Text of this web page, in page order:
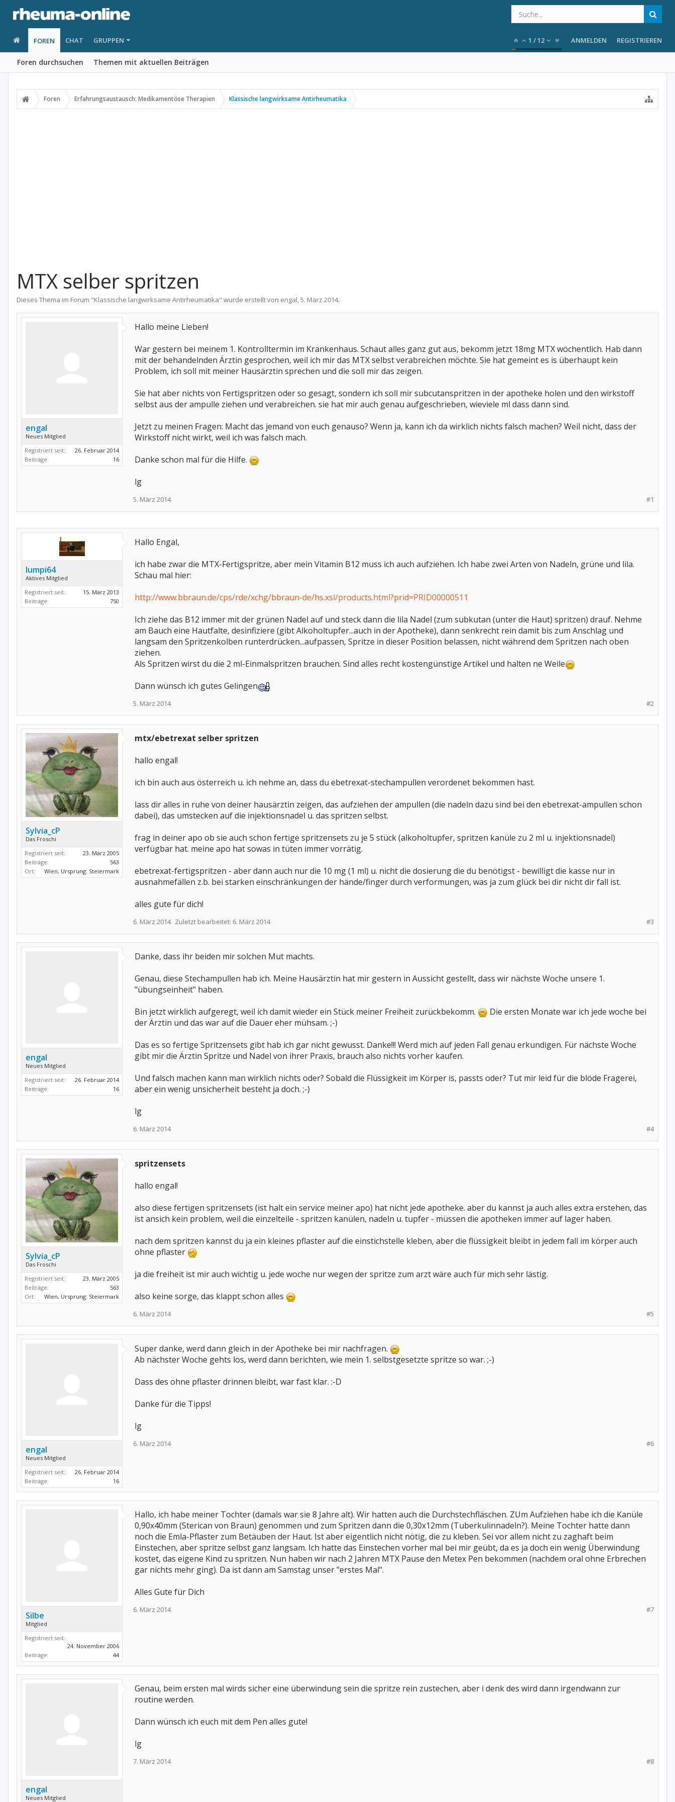
FOREN
Foren durchsuchen Themen mit aktuellen Beiträgen
CHAT GRUPPEN 1 /12 ANMELDEN REGISTRIEREN
Foren Erfahrungsaustausch: Medikamentöse Therapien Klassische langwirksame Antirheumatika
MTX selber spritzen
Dieses Thema im Forum "Klassische langwirksame Antirheumatika" wurde erstellt von engal,5. März 2014.
engal
Neues Mitglied
Registriert seit:
26. Februar 2014
Beiträge:
16
Hallo meine Lieben!
War gestern bei meinem 1. Kontrolltermin im Krankenhaus. Schaut alles ganz gut aus, bekomm jetzt 18mg MTX wöchentlich. Hab dann
mit der behandelnden Ärztin gesprochen, weil ich mir das MTX selbst verabreichen möchte. Sie hat gemeint es is überhaupt kein
Problem, ich soll mit meiner Hausärztin sprechen und die soll mir das zeigen.
Sie hat aber nichts von Fertigspritzen oder so gesagt, sondern ich soll mir subcutanspritzen in der apotheke holen und den wirkstoff
selbst aus der ampulle ziehen und verabreichen. sie hat mir auch genau aufgeschrieben, wieviele ml dass dann sind.
Jetzt zu meinen Fragen: Macht das jemand von euch genauso? Wenn ja, kann ich da wirklich nichts falsch machen? Weil nicht, dass der
Wirkstoff nicht wirkt, weil ich was falsch mach.
Danke schon mal für die Hilfe.
lg
#1
5. März 2014
lumpi64
Aktives Mitglied
Registriert seit:
15. März 2013
Beiträge:
750
Hallo Engal,
ich habe zwar die MTX-Fertigspritze, aber mein Vitamin B12 muss ich auch aufziehen. Ich habe zwei Arten von Nadeln, grüne und lila.
Schau mal hier:
http://www.bbraun.de/cps/rde/xchg/bbraun-de/hs.xsl/products.html?prid=PRID00000511
Ich ziehe das B12 immer mit der grünen Nadel auf und steck dann die lila Nadel (zum subkutan (unter die Haut) spritzen) drauf. Nehme
am Bauch eine Hautfalte, desinfiziere (gibt Alkoholtupfer...auch in der Apotheke), dann senkrecht rein damit bis zum Anschlag und
langsam den Spritzenkolben runterdrücken...aufpassen, Spritze in dieser Position belassen, nicht während dem Spritzen nach oben
ziehen.
Als Spritzen wirst du die 2 ml-Einmalspritzen brauchen. Sind alles recht kostengünstige Artikel und halten ne Weile
Dann wünsch ich gutes Gelingen
#2
5. März 2014
Sylvia_cP
Das Froschi
Registriert seit:
23. März 2005
Beiträge:
563
Ort:
Wien, Ursprung: Steiermark
mtx/ebetrexat selber spritzen
hallo engal!
ich bin auch aus österreich u. ich nehme an, dass du ebetrexat-stechampullen verordenet bekommen hast.
lass dir alles in ruhe von deiner hausärztin zeigen, das aufziehen der ampullen (die nadeln dazu sind bei den ebetrexat-ampullen schon
dabei), das umstecken auf die injektionsnadel u. das spritzen selbst.
frag in deiner apo ob sie auch schon fertige spritzensets zu je 5 stück (alkoholtupfer, spritzen kanüle zu 2 ml u. injektionsnadel)
verfügbar hat. meine apo hat sowas in tüten immer vorrätig.
ebetrexat-fertigspritzen - aber dann auch nur die 10 mg (1 ml) u. nicht die dosierung die du benötigst - bewilligt die kasse nur in
ausnahmefällen z.b. bei starken einschränkungen der hände/finger durch verformungen, was ja zum glück bei dir nicht dir fall ist.
alles gute für dich!
#3
6. März 2014 Zuletzt bearbeitet: 6. März 2014
engal
Neues Mitglied
Registriert seit:
26. Februar 2014
Beiträge:
16
Danke, dass ihr beiden mir solchen Mut machts.
Genau, diese Stechampullen hab ich. Meine Hausärztin hat mir gestern in Aussicht gestellt, dass wir nächste Woche unsere 1.
"übungseinheit" haben.
Bin jetzt wirklich aufgeregt, weil ich damit wieder ein Stück meiner Freiheit zurückbekomm.
Die ersten Monate war ich jede woche bei
der Ärztin und das war auf die Dauer eher mühsam. ;-)
Das es so fertige Spritzensets gibt hab ich gar nicht gewusst. Danke!!! Werd mich auf jeden Fall genau erkundigen. Für nächste Woche
gibt mir die Ärztin Spritze und Nadel von ihrer Praxis, brauch also nichts vorher kaufen.
Und falsch machen kann man wirklich nichts oder? Sobald die Flüssigkeit im Körper is, passts oder? Tut mir leid für die blöde Fragerei,
aber ein wenig unsicherheit besteht ja doch. ;-)
lg
#4
6. März 2014
Sylvia_cP
Das Froschi
Registriert seit:
23. März 2005
Beiträge:
563
Ort:
Wien, Ursprung: Steiermark
spritzensets
hallo engal!
also diese fertigen spritzensets (ist halt ein service meiner apo) hat nicht jede apotheke. aber du kannst ja auch alles extra erstehen, das
ist ansich kein problem, weil die einzelteile - spritzen kanülen, nadeln u. tupfer - müssen die apotheken immer auf lager haben.
nach dem spritzen kannst du ja ein kleines pflaster auf die einstichstelle kleben, aber die flüssigkeit bleibt in jedem fall im körper auch
ohne pflaster
ja die freiheit ist mir auch wichtig u. jede woche nur wegen der spritze zum arzt wäre auch für mich sehr lästig.
also keine sorge, das klappt schon alles
#5
6. März 2014
engal
Neues Mitglied
Registriert seit:
26. Februar 2014
Beiträge:
16
Super danke, werd dann gleich in der Apotheke bei mir nachfragen.
Ab nächster Woche gehts los, werd dann berichten, wie mein 1. selbstgesetzte spritze so war. ;-)
Dass des ohne pflaster drinnen bleibt, war fast klar. :-D
Danke für die Tipps!
lg
#6
6. März 2014
Silbe
Mitglied
Registriert seit:
24. November 2006
Beiträge:
44
Hallo, ich habe meiner Tochter (damals war sie 8 Jahre alt). Wir hatten auch die Durchstechfläschen. ZUm Aufziehen habe ich die Kanüle
0,90x40mm (Sterican von Braun) genommen und zum Spritzen dann die 0,30x12mm (Tuberkulinnadeln?). Meine Tochter hatte dann
noch die Emla-Pflaster zum Betäuben der Haut. Ist aber eigentlich nicht nötig, die zu kleben. Sei vor allem nicht zu zaghaft beim
Einstechen, aber spritze selbst ganz langsam. Ich hatte das Einstechen vorher mal bei mir geübt, da es ja doch ein wenig Überwindung
kostet, das eigene Kind zu spritzen. Nun haben wir nach 2 Jahren MTX Pause den Metex Pen bekommen (nachdem oral ohne Erbrechen
gar nichts mehr ging). Da ist dann am Samstag unser "erstes Mal".
Alles Gute für Dich
#7
6. März 2014
engal
Neues Mitglied
Genau, beim ersten mal wirds sicher eine überwindung sein die spritze rein zustechen, aber i denk des wird dann irgendwann zur
routine werden.
Dann wünsch ich euch mit dem Pen alles gute!
lg
#8
7. März 2014